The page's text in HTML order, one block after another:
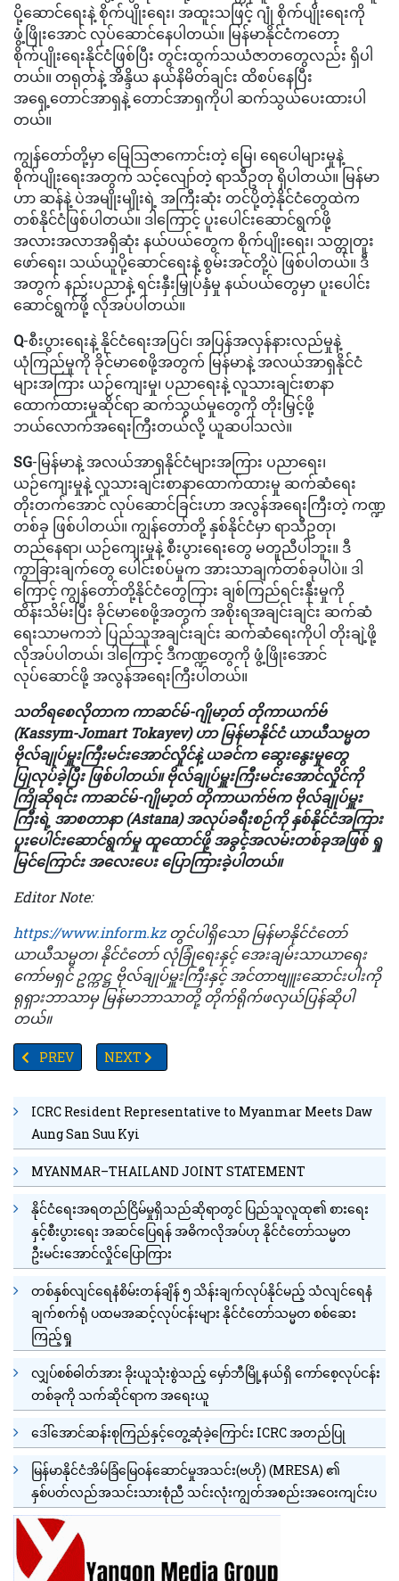
ပို့ဆောင်ရေးနဲ့ စိုက်ပျိုးရေး၊ အထူးသဖြင့် ဂျုံ စိုက်ပျိုးရေးကို
ဖွံ့ဖြိုးအောင် လုပ်ဆောင်နေပါတယ်။ မြန်မာနိုင်ငံကတော့
စိုက်ပျိုးရေးနိုင်ငံဖြစ်ပြီး တွင်းထွက်သယံဇာတတွေလည်း ရှိပါ
တယ်။ တရုတ်နဲ့ အိန္ဒိယ နယ်နိမိတ်ချင်း ထိစပ်နေပြီး
အရှေ့တောင်အာရှနဲ့ တောင်အာရှကိုပါ ဆက်သွယ်ပေးထားပါ
တယ်။
ကျွန်တော်တို့မှာ မြေဩဇာကောင်းတဲ့ မြေ၊ ရေပေါများမှုနဲ့
စိုက်ပျိုးရေးအတွက် သင့်လျော်တဲ့ ရာသီဥတု ရှိပါတယ်။ မြန်မာ
ဟာ ဆန်နဲ့ ပဲအမျိုးမျိုးရဲ့ အကြီးဆုံး တင်ပို့တဲ့နိုင်ငံတွေထဲက
တစ်နိုင်ငံဖြစ်ပါတယ်။ ဒါကြောင့် ပူးပေါင်းဆောင်ရွက်ဖို့
အလားအလာအရှိဆုံး နယ်ပယ်တွေက စိုက်ပျိုးရေး၊ သတ္တုတူး
ဖော်ရေး၊ သယ်ယူပို့ဆောင်ရေးနဲ့ စွမ်းအင်တို့ပဲ ဖြစ်ပါတယ်။ ဒီ
အတွက် နည်းပညာနဲ့ ရင်းနှီးမြှုပ်နှံမှု နယ်ပယ်တွေမှာ ပူးပေါင်း
ဆောင်ရွက်ဖို့ လိုအပ်ပါတယ်။
Q-စီးပွားရေးနဲ့ နိုင်ငံရေးအပြင်၊ အပြန်အလှန်နားလည်မှုနဲ့
ယုံကြည်မှုကို ခိုင်မာစေဖို့အတွက် မြန်မာနဲ့ အလယ်အာရှနိုင်ငံ
များအကြား ယဉ်ကျေးမှု၊ ပညာရေးနဲ့ လူသားချင်းစာနာ
ထောက်ထားမှုဆိုင်ရာ ဆက်သွယ်မှုတွေကို တိုးမြှင့်ဖို့
ဘယ်လောက်အရေးကြီးတယ်လို့ ယူဆပါသလဲ။
SG-မြန်မာနဲ့ အလယ်အာရှနိုင်ငံများအကြား ပညာရေး၊
ယဉ်ကျေးမှုနဲ့ လူသားချင်းစာနာထောက်ထားမှု ဆက်ဆံရေး
တိုးတက်အောင် လုပ်ဆောင်ခြင်းဟာ အလွန်အရေးကြီးတဲ့ ကဏ္ဍ
တစ်ခု ဖြစ်ပါတယ်။ ကျွန်တော်တို့ နှစ်နိုင်ငံမှာ ရာသီဥတု၊
တည်နေရာ၊ ယဉ်ကျေးမှုနဲ့ စီးပွားရေးတွေ မတူညီပါဘူး။ ဒီ
ကွာခြားချက်တွေ ပေါင်းစပ်မှုက အားသာချက်တစ်ခုပါပဲ။ ဒါ
ကြောင့် ကျွန်တော်တို့နိုင်ငံတွေကြား ချစ်ကြည်ရင်းနှီးမှုကို
ထိန်းသိမ်းပြီး ခိုင်မာစေဖို့အတွက် အစိုးရအချင်းချင်း ဆက်ဆံ
ရေးသာမကဘဲ ပြည်သူအချင်းချင်း ဆက်ဆံရေးကိုပါ တိုးချဲ့ဖို့
လိုအပ်ပါတယ်၊ ဒါကြောင့် ဒီကဏ္ဍတွေကို ဖွံ့ဖြိုးအောင်
လုပ်ဆောင်ဖို့ အလွန်အရေးကြီးပါတယ်။
သတိရစေလိုတာက ကာဆင်မ်-ဂျိုမာ့တ် တိုကာယက်ဗ်
(Kassym-Jomart Tokayev) ဟာ မြန်မာနိုင်ငံ ယာယီသမ္မတ
ဗိုလ်ချုပ်မှူးကြီးမင်းအောင်လှိုင်နဲ့ ယခင်က ဆွေးနွေးမှုတွေ
ပြုလုပ်ခဲ့ပြီး ဖြစ်ပါတယ်။ ဗိုလ်ချုပ်မှူးကြီးမင်းအောင်လှိုင်ကို
ကြိုဆိုရင်း ကာဆင်မ်-ဂျိုမာ့တ် တိုကာယက်ဗ်က ဗိုလ်ချုပ်မှူး
ကြီးရဲ့ အာစတာနာ (Astana) အလုပ်ခရီးစဉ်ကို နှစ်နိုင်ငံအကြား
ပူးပေါင်းဆောင်ရွက်မှု ထူထောင်ဖို့ အခွင့်အလမ်းတစ်ခုအဖြစ် ရှု
မြင်ကြောင်း အလေးပေး ပြောကြားခဲ့ပါတယ်။
Editor Note:
https://www.inform.kzတွင်ပါရှိသော မြန်မာနိုင်ငံတော်
ယာယီသမ္မတ၊ နိုင်ငံတော် လုံခြုံရေးနှင့် အေးချမ်းသာယာရေး
ကော်မရှင် ဥက္ကဋ္ဌ ဗိုလ်ချုပ်မှူးကြီးနှင့် အင်တာဗျူးဆောင်းပါးကို
ရုရှားဘာသာမှ မြန်မာဘာသာတို့ တိုက်ရိုက်ဖလှယ်ပြန်ဆိုပါ
တယ်။
PREVIOUS ARTICLE: TV YANGON TIMES ရဲ့ နေ့စဉ်သတင်း
PREV NEXT ARTICLE: တာမွေ ၊ သံလမ်းမှတ်တိုင်တွင် ယာဉ်(
NEXT
ICRC Resident Representative to Myanmar Meets Daw
Aung San Suu Kyi
MYANMAR–THAILAND JOINT STATEMENT
နိုင်ငံရေးအရတည်ငြိမ်မှုရှိသည်ဆိုရာတွင် ပြည်သူလူထု၏ စားရေး
နှင့်စီးပွားရေး အဆင်ပြေရန် အဓိကလိုအပ်ဟု နိုင်ငံတော်သမ္မတ
ဦးမင်းအောင်လှိုင်ပြောကြား
တစ်နှစ်လျင်ရေနံစိမ်းတန်ချိန် ၅ သိန်းချက်လုပ်နိုင်မည့် သံလျင်ရေနံ
ချက်စက်ရုံ ပထမအဆင့်လုပ်ငန်းများ နိုင်ငံတော်သမ္မတ စစ်ဆေး
ကြည့်ရှု
လျှပ်စစ်ဓါတ်အား ခိုးယူသုံးစွဲသည့် မှော်ဘီမြို့နယ်ရှိ ကော်စေ့လုပ်ငန်း
တစ်ခုကို သက်ဆိုင်ရာက အရေးယူ
ဒေါ်အောင်ဆန်းစုကြည်နှင့်တွေ့ဆုံခဲ့ကြောင်း ICRC အတည်ပြု
မြန်မာနိုင်ငံအိမ်ခြံမြေဝန်ဆောင်မှုအသင်း(ဗဟို) (MRESA) ၏
နှစ်ပတ်လည်အသင်းသားစုံညီ သင်းလုံးကျွတ်အစည်းအဝေးကျင်းပ